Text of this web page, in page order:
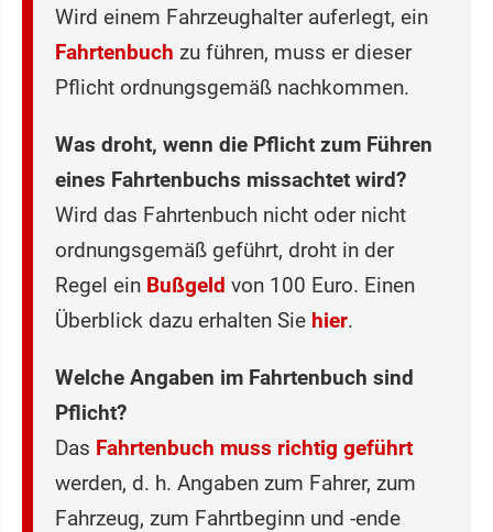
Wird einem Fahrzeughalter auferlegt, ein
Fahrtenbuch zu führen, muss er dieser
Pflicht ordnungsgemäß nachkommen.
Was droht, wenn die Pflicht zum Führen
eines Fahrtenbuchs missachtet wird?
Wird das Fahrtenbuch nicht oder nicht
ordnungsgemäß geführt, droht in der
Regel ein Bußgeld von 100 Euro. Einen
Überblick dazu erhalten Sie hier.
Welche Angaben im Fahrtenbuch sind
Pflicht?
Das Fahrtenbuch muss richtig geführt
werden, d. h. Angaben zum Fahrer, zum
Fahrzeug, zum Fahrtbeginn und -ende